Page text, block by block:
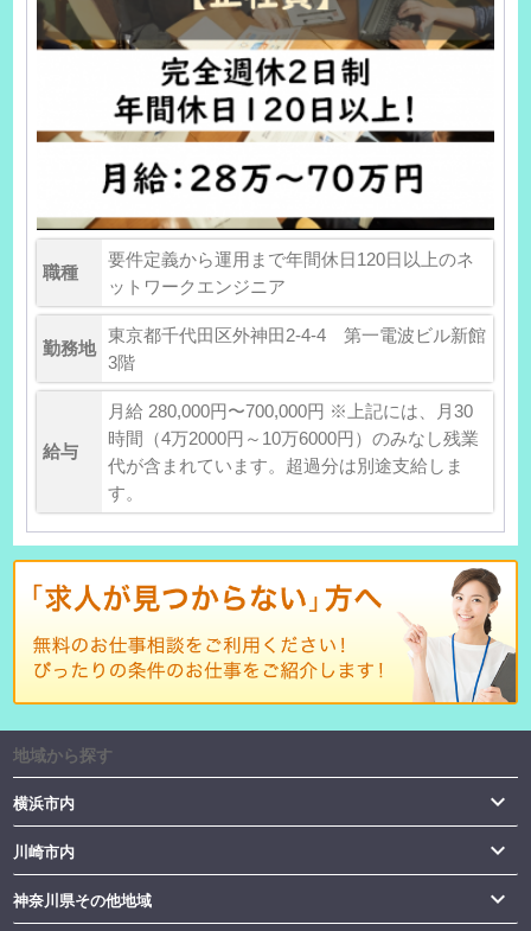
職種
要件定義から運用まで年間休日120日以上のネ
ットワークエンジニア
勤務地
東京都千代田区外神田2-4-4 第一電波ビル新館
3階
給与
月給 280,000円〜700,000円 ※上記には、月30
時間（4万2000円～10万6000円）のみなし残業
代が含まれています。超過分は別途支給しま
す。
地域から探す
横浜市内 
川崎市内 
神奈川県その他地域 